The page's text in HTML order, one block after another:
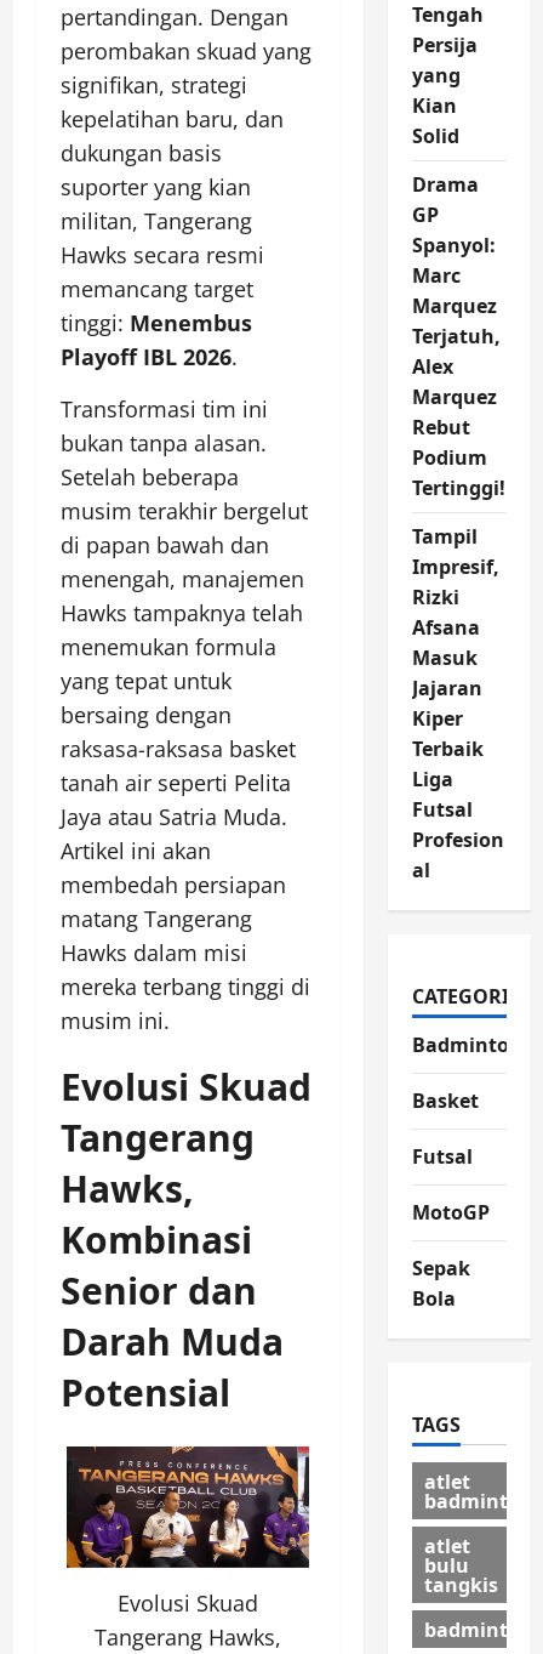
pertandingan. Dengan
perombakan skuad yang
signifikan, strategi
kepelatihan baru, dan
dukungan basis
suporter yang kian
militan, Tangerang
Hawks secara resmi
memancang target
tinggi: Menembus
Playoff IBL 2026.
Transformasi tim ini
bukan tanpa alasan.
Setelah beberapa
musim terakhir bergelut
di papan bawah dan
menengah, manajemen
Hawks tampaknya telah
menemukan formula
yang tepat untuk
bersaing dengan
raksasa-raksasa basket
tanah air seperti Pelita
Jaya atau Satria Muda.
Artikel ini akan
membedah persiapan
matang Tangerang
Hawks dalam misi
mereka terbang tinggi di
musim ini.
Evolusi Skuad
Tangerang
Hawks,
Kombinasi
Senior dan
Darah Muda
Potensial
Evolusi Skuad
Tangerang Hawks,
Tengah
Persija
yang
Kian
Solid
Drama
GP
Spanyol:
Marc
Marquez
Terjatuh,
Alex
Marquez
Rebut
Podium
Tertinggi!
Tampil
Impresif,
Rizki
Afsana
Masuk
Jajaran
Kiper
Terbaik
Liga
Futsal
Profesion
al
CATEGORIES
Badminton
Basket
Futsal
MotoGP
Sepak
Bola
TAGS
atlet
badminton
atlet
bulu
tangkis
badminton